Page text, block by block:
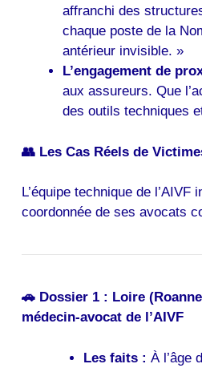
affranchi des
chaque poste de la
antérieur invisible. »
L’engagement de
aux assureurs. Que
des outils techniques
👥 Les Cas Réels de
L’équipe technique de
coordonnée de ses avocats
🚗 Dossier 1 : Loire
médecin-avocat de l’AIVF
Les faits : À l’âge